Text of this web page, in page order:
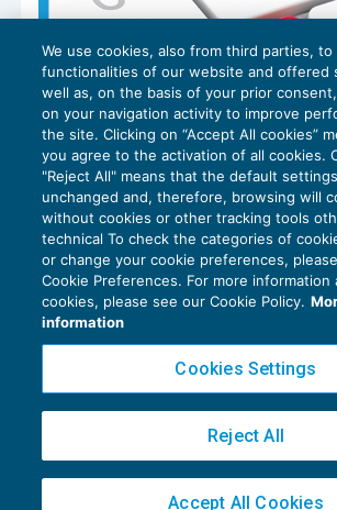
Difesa del patrimonio
controlli a distanza
GESTIONE DEL RAPPORTO
NEWS DEL
GIORNO
We use cookies, also from third parties, to
functionalities of our website and offered
well as, on the basis of your prior
on your navigation activity to improve
the site. Clicking on “Accept All cookies”
you agree to the activation of all cookies.
"Reject All" means that the default
unchanged and, therefore, browsing will
without cookies or other tracking tools
technical To check the categories of
or change your cookie preferences,
Cookie Preferences. For more information
cookies, please see our Cookie Policy.
information
Cookies Settings
Reject All
Accept All Cookies